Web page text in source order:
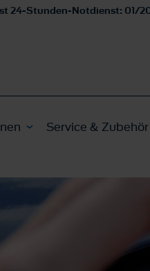
24-Stunden-Notdienst: 01/
Service & Zubehör